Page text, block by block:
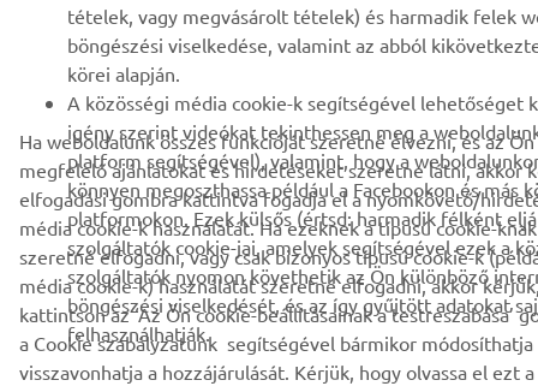
tételek, vagy megvásárolt tételek) és harmadik felek
böngészési viselkedése, valamint az abból
körei alapján.
A közösségi média cookie-k segítségével lehetőséget
igény szerint videókat tekinthessen meg a
platform segítségével), valamint, hogy a
könnyen megoszthassa például a Facebookon és más
platformokon. Ezek külsős (értsd: harmadik félként
szolgáltatók cookie-jai, amelyek segítségével ezek a
szolgáltatók nyomon követhetik az Ön különböző
böngészési viselkedését, és az így gyűjtött adatokat
felhasználhatják.
Ha weboldalunk összes funkcióját szeretné élvezni, és az
megfelelő ajánlatokat és hirdetéseket szeretne látni, akkor
elfogadási gombra kattintva fogadja el a nyomkövető/
média cookie-k használatát. Ha ezeknek a típusú cookie-
szeretné elfogadni, vagy csak bizonyos típusú cookie-k
média cookie-k) használatát szeretné elfogadni, akkor
kattintson az ‘Az Ön cookie-beállításainak a testreszabása’
a Cookie szabályzatunk segítségével bármikor
visszavonhatja a hozzájárulását. Kérjük, hogy olvassa el ezt a